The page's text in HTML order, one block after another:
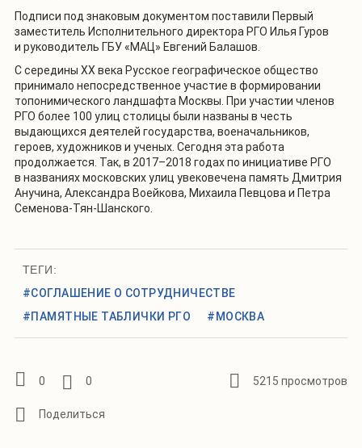
Подписи под знаковым документом поставили Первый
заместитель Исполнительного директора РГО Илья Гуров
и руководитель ГБУ «МАЦ» Евгений Балашов.
С середины XX века Русское географическое общество
принимало непосредственное участие в формировании
топонимического ландшафта Москвы. При участии членов
РГО более 100 улиц столицы были названы в честь
выдающихся деятелей государства, военачальников,
героев, художников и ученых. Сегодня эта работа
продолжается. Так, в 2017–2018 годах по инициативе РГО
в названиях московских улиц увековечена память Дмитрия
Анучина, Александра Воейкова, Михаила Певцова и Петра
Семенова-Тян-Шанского.
ТЕГИ:
#СОГЛАШЕНИЕ О СОТРУДНИЧЕСТВЕ
#ПАМЯТНЫЕ ТАБЛИЧКИ РГО
#МОСКВА
0 0 5215 просмотров